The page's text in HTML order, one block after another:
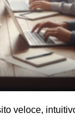
veloce,